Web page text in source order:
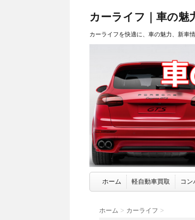
カーライフ｜車の魅
カーライフを快適に、車の魅力、新車
ホーム 軽自動車買取 コン
ホーム > カーライフ >